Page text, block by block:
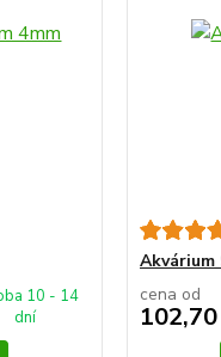
10 - 14
dní
Akvárium
cena od